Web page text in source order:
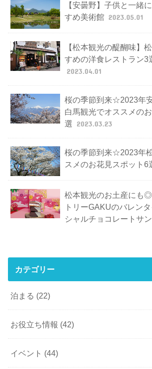
【安曇野】子供と一緒
すめ美術館 2023.05.01
【松本観光の醍醐味】
すめの洋食レストラン3
2023.04.01
桜の季節到来☆2023年
白馬観光でオススメの
選 2023.03.23
桜の季節到来☆2023年
スメのお花見スポット6
松本観光のお土産にも
トリーGAKUのバレン
シャルチョコレートサ
カテゴリー
泊まる (22)
お役立ち情報 (42)
イベント (44)